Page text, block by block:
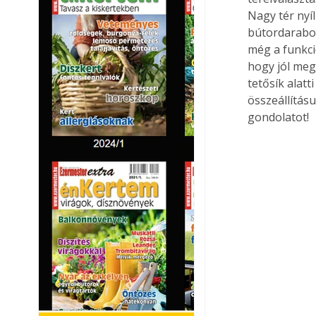
Nagy tér
még a
hogy jól
tetősík alatti
gondolatot!